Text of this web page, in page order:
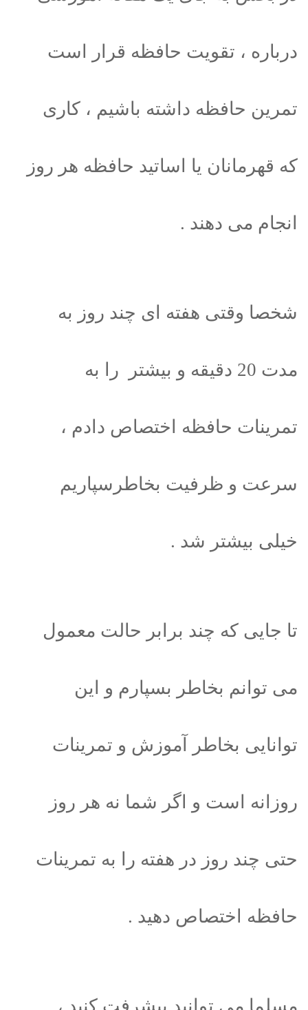
درباره ، تقویت حافظه قرار است
تمرین حافظه داشته باشیم ، کاری
که قهرمانان یا اساتید حافظه هر روز
انجام می دهند .
شخصا وقتی هفته ای چند روز به
مدت 20 دقیقه و بیشتر را به
تمرینات حافظه اختصاص دادم ،
سرعت و ظرفیت بخاطرسپاریم
خیلی بیشتر شد .
تا جایی که چند برابر حالت معمول
می توانم بخاطر بسپارم و این
توانایی بخاطر آموزش و تمرینات
روزانه است و اگر شما نه هر روز
حتی چند روز در هفته را به تمرینات
حافظه اختصاص دهید .
مسلما می توانید پیشرفت کنید ،